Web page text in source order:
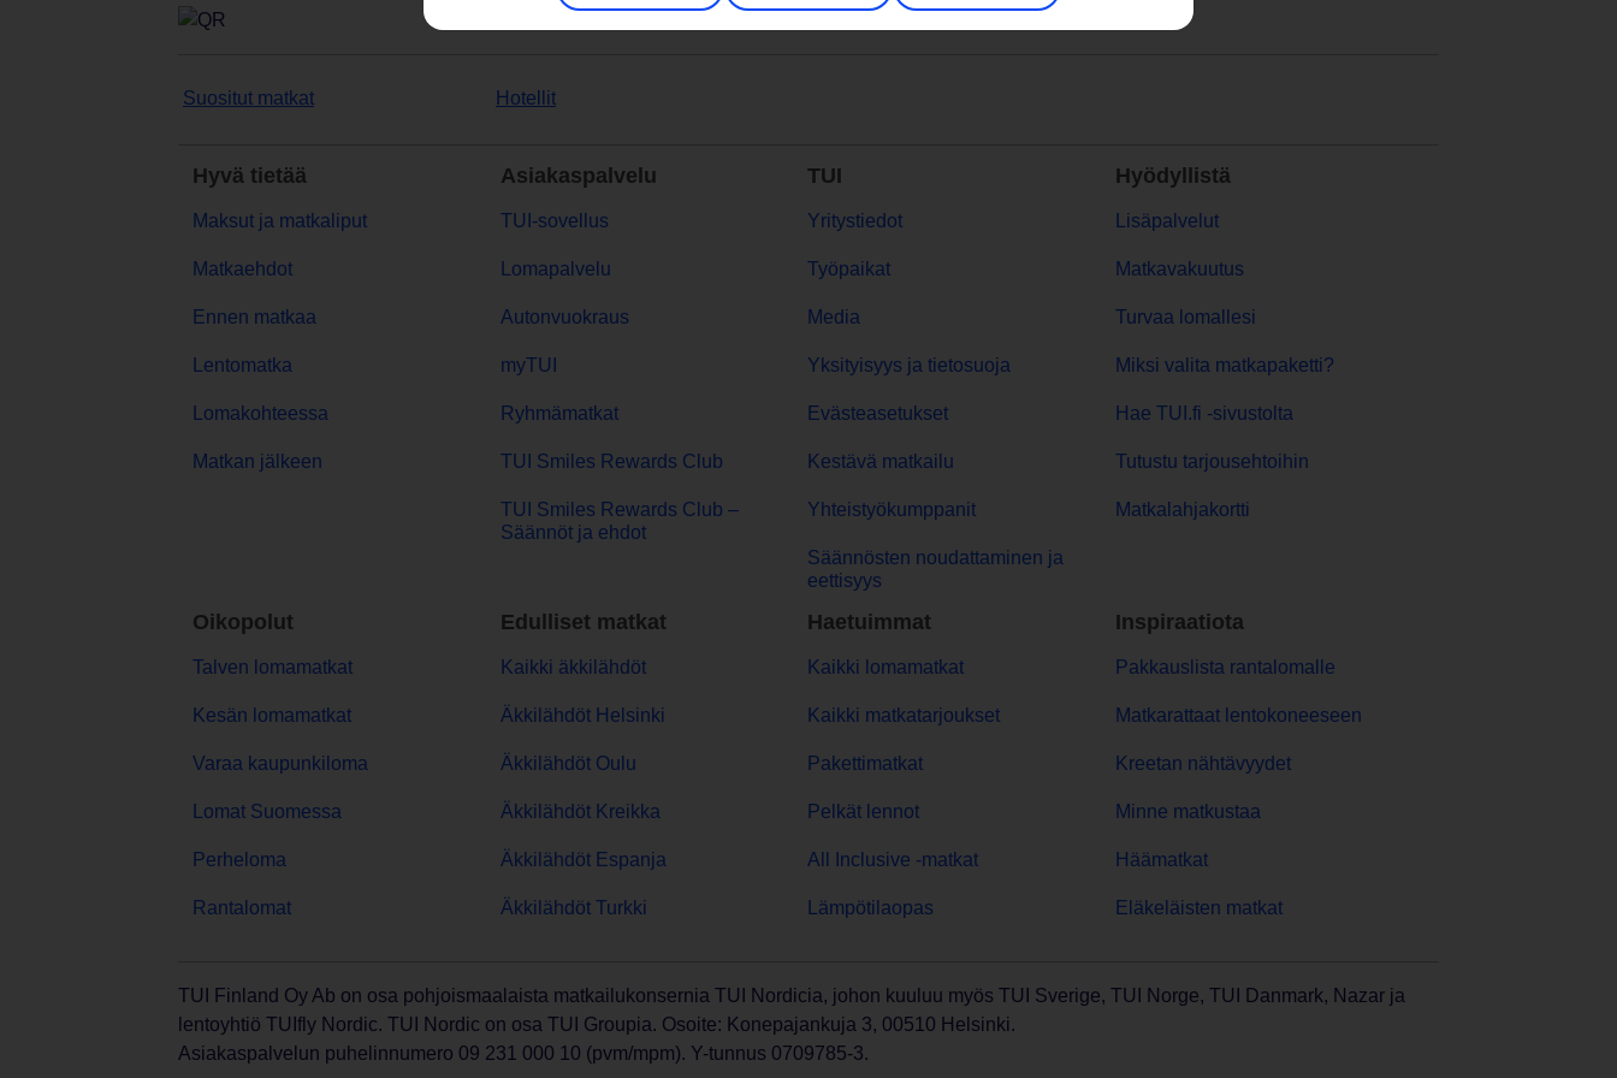
Suositut matkat Hotellit
Hyvä tietää
Maksut ja matkaliput
Matkaehdot
Ennen matkaa
Lentomatka
Lomakohteessa
Matkan jälkeen
Asiakaspalvelu
TUI-sovellus
Lomapalvelu
Autonvuokraus
myTUI
Ryhmämatkat
TUI Smiles Rewards Club
TUI Smiles Rewards Club –
Säännöt ja ehdot
TUI
Yritystiedot
Työpaikat
Media
Yksityisyys ja tietosuoja
Evästeasetukset
Kestävä matkailu
Yhteistyökumppanit
Säännösten noudattaminen ja
eettisyys
Hyödyllistä
Lisäpalvelut
Matkavakuutus
Turvaa lomallesi
Miksi valita matkapaketti?
Hae TUI.fi -sivustolta
Tutustu tarjousehtoihin
Matkalahjakortti
Oikopolut
Talven lomamatkat
Kesän lomamatkat
Varaa kaupunkiloma
Lomat Suomessa
Perheloma
Rantalomat
Edulliset matkat
Kaikki äkkilähdöt
Äkkilähdöt Helsinki
Äkkilähdöt Oulu
Äkkilähdöt Kreikka
Äkkilähdöt Espanja
Äkkilähdöt Turkki
Haetuimmat
Kaikki lomamatkat
Kaikki matkatarjoukset
Pakettimatkat
Pelkät lennot
All Inclusive -matkat
Lämpötilaopas
Inspiraatiota
Pakkauslista rantalomalle
Matkarattaat lentokoneeseen
Kreetan nähtävyydet
Minne matkustaa
Häämatkat
Eläkeläisten matkat
TUI Finland Oy Ab on osa pohjoismaalaista matkailukonsernia TUI Nordicia, johon kuuluu myös TUI Sverige, TUI Norge, TUI Danmark, Nazar ja
lentoyhtiö TUIfly Nordic. TUI Nordic on osa TUI Groupia. Osoite: Konepajankuja 3, 00510 Helsinki.
Asiakaspalvelun puhelinnumero 09 231 000 10 (pvm/mpm). Y-tunnus 0709785-3.